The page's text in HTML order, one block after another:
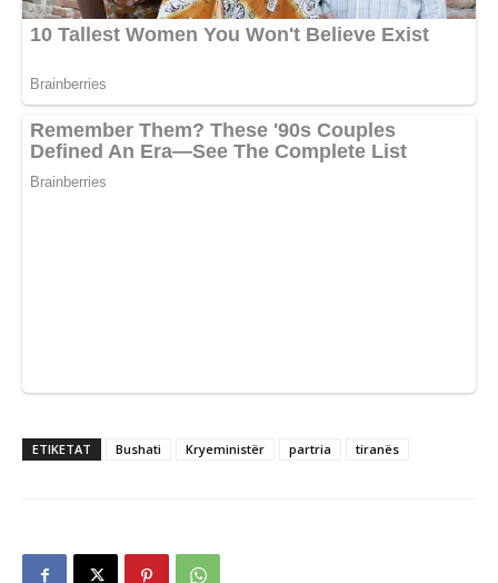
ETIKETAT Bushati Kryeministër partria tiranës